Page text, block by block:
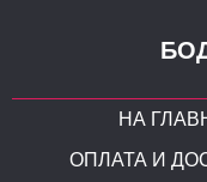
НА
ОПЛАТА И